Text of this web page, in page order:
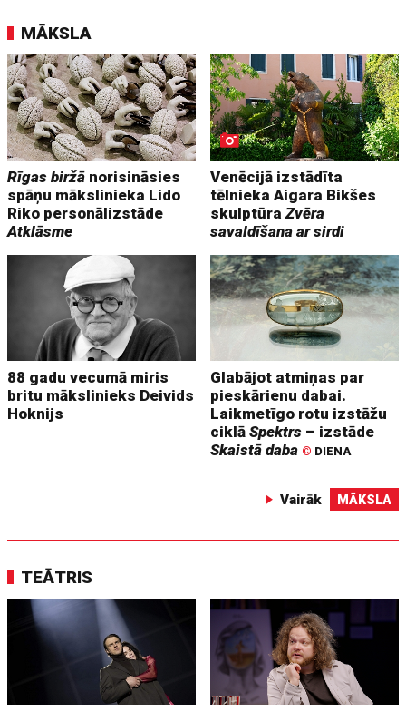
MĀKSLA
Rīgas biržā norisināsies
spāņu mākslinieka Lido
Riko personālizstāde
Atklāsme
Venēcijā izstādīta
tēlnieka Aigara Bikšes
skulptūraZvēra
savaldīšana ar sirdi
88 gadu vecumā miris
britu mākslinieks Deivids
Hoknijs
Glabājot atmiņas par
pieskārienu dabai.
Laikmetīgo rotu izstāžu
ciklāSpektrs – izstāde
Skaistā daba © DIENA
Vairāk MĀKSLA
TEĀTRIS